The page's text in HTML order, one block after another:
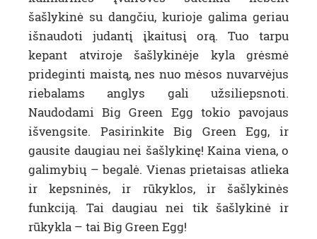
šašlykinė su dangčiu, kurioje galima geriau
išnaudoti judantį įkaitusį orą. Tuo tarpu
kepant atviroje šašlykinėje kyla grėsmė
prideginti maistą, nes nuo mėsos nuvarvėjus
riebalams anglys gali užsiliepsnoti.
Naudodami Big Green Egg tokio pavojaus
išvengsite. Pasirinkite Big Green Egg, ir
gausite daugiau nei šašlykinę! Kaina viena, o
galimybių – begalė. Vienas prietaisas atlieka
ir kepsninės, ir rūkyklos, ir šašlykinės
funkciją. Tai daugiau nei tik šašlykinė ir
rūkykla – tai Big Green Egg!